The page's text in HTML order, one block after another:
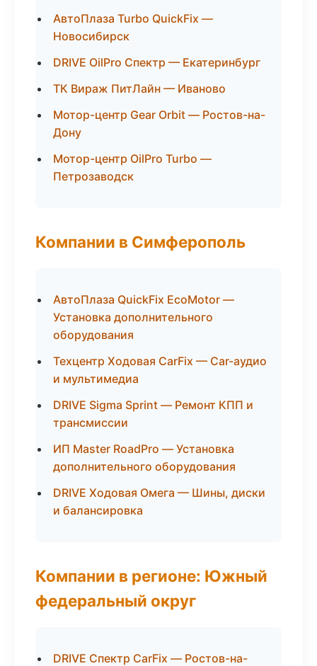
АвтоПлаза Turbo QuickFix —
Новосибирск
DRIVE OilPro Спектр — Екатеринбург
ТК Вираж ПитЛайн — Иваново
Мотор-центр Gear Orbit — Ростов-на-
Дону
Мотор-центр OilPro Turbo —
Петрозаводск
Компании в Симферополь
АвтоПлаза QuickFix EcoMotor —
Установка дополнительного
оборудования
Техцентр Ходовая CarFix — Car-аудио
и мультимедиа
DRIVE Sigma Sprint — Ремонт КПП и
трансмиссии
ИП Master RoadPro — Установка
дополнительного оборудования
DRIVE Ходовая Омега — Шины, диски
и балансировка
Компании в регионе: Южный
федеральный округ
DRIVE Спектр CarFix — Ростов-на-